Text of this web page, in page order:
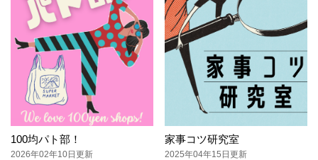
100均パト部！
2026年02年10日更新
家事コツ研究室
2025年04年15日更新